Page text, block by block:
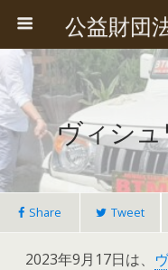
ヴィシ
Share Tweet
2023年9月17日は、